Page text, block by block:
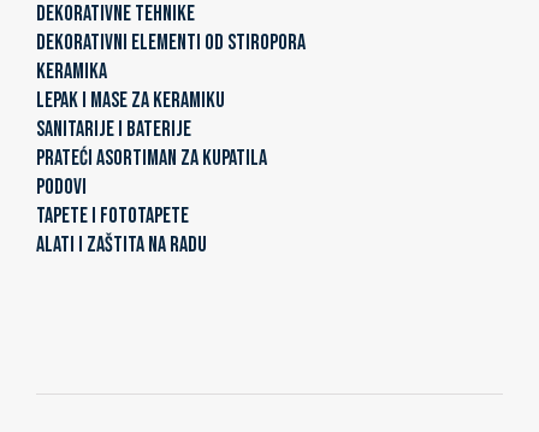
DEKORATIVNE TEHNIKE
DEKORATIVNI ELEMENTI OD STIROPORA
KERAMIKA
LEPAK I MASE ZA KERAMIKU
SANITARIJE I BATERIJE
PRATEĆI ASORTIMAN ZA KUPATILA
PODOVI
TAPETE I FOTOTAPETE
ALATI I ZAŠTITA NA RADU